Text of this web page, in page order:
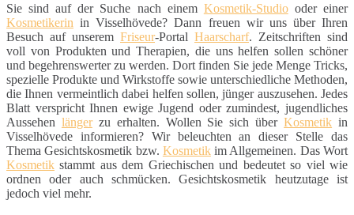
Sie sind auf der Suche nach einem Kosmetik-Studiooder einer
Kosmetikerin in Visselhövede? Dann freuen wir uns über Ihren
Besuch auf unserem Friseur-Portal Haarscharf. Zeitschriften sind
voll von Produkten und Therapien, die uns helfen sollen schöner
und begehrenswerter zu werden. Dort finden Sie jede Menge Tricks,
spezielle Produkte und Wirkstoffe sowie unterschiedliche Methoden,
die Ihnen vermeintlich dabei helfen sollen, jünger auszusehen. Jedes
Blatt verspricht Ihnen ewige Jugend oder zumindest, jugendliches
Aussehen längerzu erhalten. Wollen Sie sich überKosmetik in
Visselhövede informieren? Wir beleuchten an dieser Stelle das
Thema Gesichtskosmetik bzw. Kosmetikim Allgemeinen. Das Wort
Kosmetik stammt aus dem Griechischen und bedeutet so viel wie
ordnen oder auch schmücken. Gesichtskosmetik heutzutage ist
jedoch viel mehr.